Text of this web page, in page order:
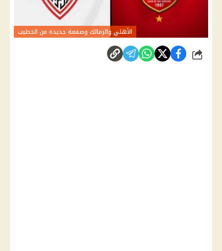
الأهلي والزمالك وصفعة جديدة من الخطيب
شارك